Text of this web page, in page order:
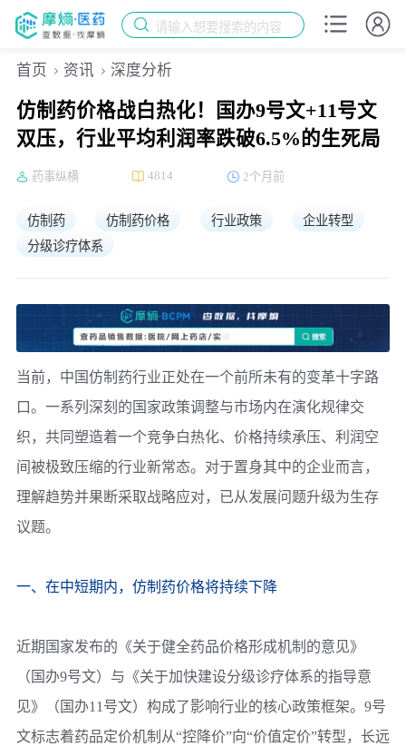
请输入想要搜索的内容
首页 资讯 深度分析
仿制药价格战白热化！国办9号文+11号文
双压，行业平均利润率跌破6.5%的生死局
药事纵横 4814 2个月前
仿制药 仿制药价格 行业政策
企业转型
分级诊疗体系
当前，中国仿制药行业正处在一个前所未有的变革十字路
口。一系列深刻的国家政策调整与市场内在演化规律交
织，共同塑造着一个竞争白热化、价格持续承压、利润空
间被极致压缩的行业新常态。对于置身其中的企业而言，
理解趋势并果断采取战略应对，已从发展问题升级为生存
议题。
一、在中短期内，仿制药价格将持续下降
近期国家发布的《关于健全药品价格形成机制的意见》
（国办9号文）与《关于加快建设分级诊疗体系的指导意
见》（国办11号文）构成了影响行业的核心政策框架。9号
文标志着药品定价机制从“控降价”向“价值定价”转型，长远